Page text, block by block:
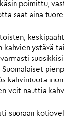
käsin poimittu,
saat aina
kahvien ystävä
voit nauttia
suoraan